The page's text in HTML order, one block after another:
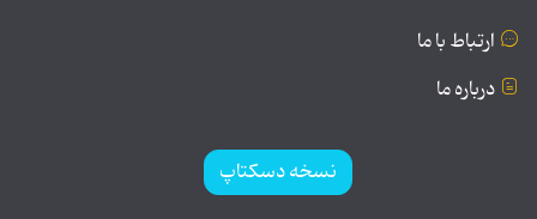
ارتباط با ما
درباره ما
نسخه دسکتاپ